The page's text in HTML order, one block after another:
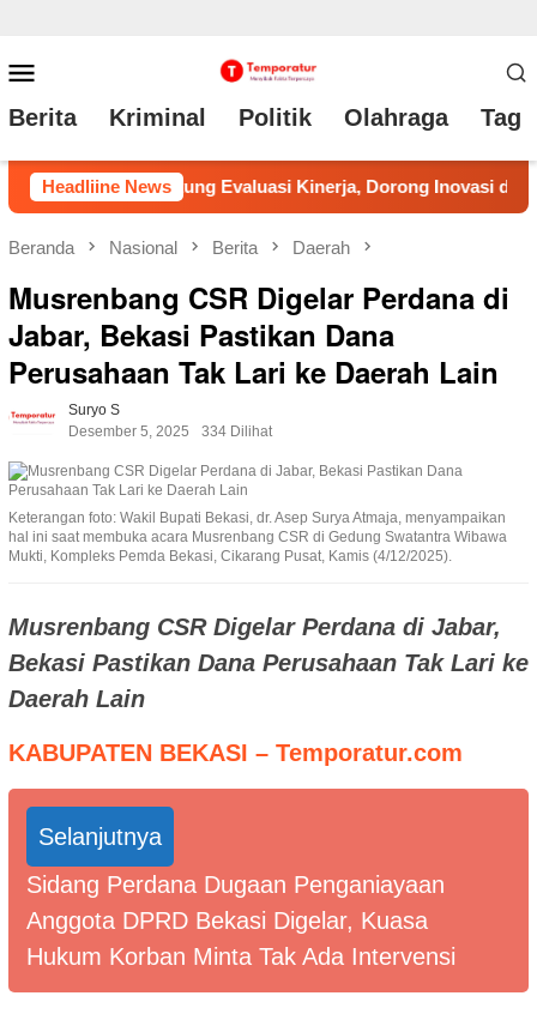
ke
konten
Mobile
Berita Kriminal Politik Olahraga Tag
Headliine News
Dorong Inovasi dan Percepatan Pembenahan Pelayanan
Beranda Nasional Berita Daerah
Musrenbang CSR Digelar Perdana di
Jabar, Bekasi Pastikan Dana
Perusahaan Tak Lari ke Daerah Lain
Suryo S
Desember 5, 2025
334 Dilihat
Keterangan foto: Wakil Bupati Bekasi, dr. Asep Surya Atmaja, menyampaikan
hal ini saat membuka acara Musrenbang CSR di Gedung Swatantra Wibawa
Mukti, Kompleks Pemda Bekasi, Cikarang Pusat, Kamis (4/12/2025).
Musrenbang CSR Digelar Perdana di Jabar,
Bekasi Pastikan Dana Perusahaan Tak Lari ke
Daerah Lain
KABUPATEN BEKASI – Temporatur.com
Selanjutnya
Sidang Perdana Dugaan Penganiayaan
Anggota DPRD Bekasi Digelar, Kuasa
Hukum Korban Minta Tak Ada Intervensi